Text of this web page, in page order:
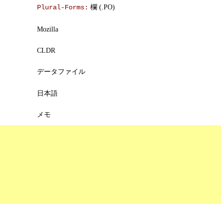
Plural-Forms: 欄 (.PO)
Mozilla
CLDR
データファイル
日本語
メモ